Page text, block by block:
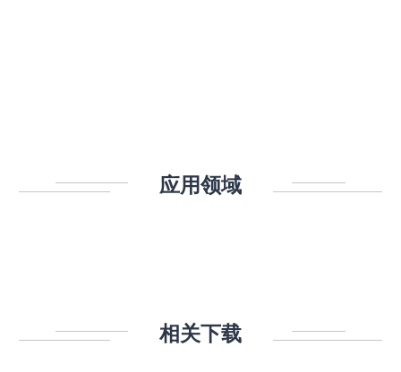
应用领域
相关下载